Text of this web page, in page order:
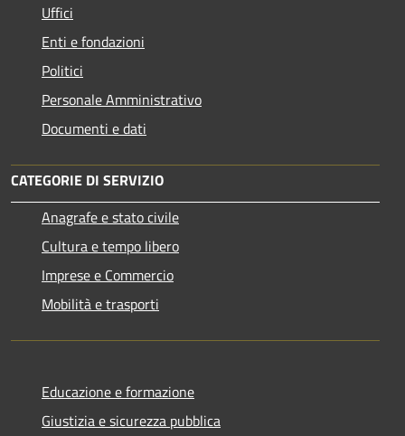
Uffici
Enti e fondazioni
Politici
Personale Amministrativo
Documenti e dati
CATEGORIE DI SERVIZIO
Anagrafe e stato civile
Cultura e tempo libero
Imprese e Commercio
Mobilità e trasporti
Educazione e formazione
Giustizia e sicurezza pubblica